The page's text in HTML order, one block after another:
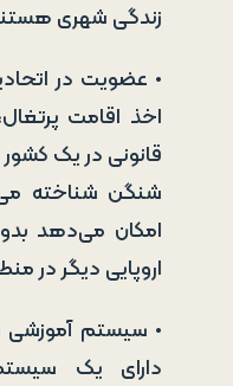
زندگی شهری
• عضویت در
اخذ اقامت
قانونی در یک
شنگن شناخته
اروپایی دیگر در
• سیستم آموزشی
دارای یک